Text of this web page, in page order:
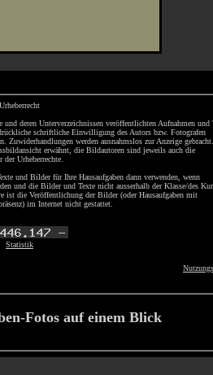
Urheberrecht
deren Unterverzeichnissen veröffentlichten Aufnahmen und
schriftliche Einwilligung des Autors bzw. Fotografen
werden ausnahmslos zur Anzeige gebracht.
erwähnt, die Bildautoren sind jeweils auch die
der Urheberrechte.
und Bilder für Ihre Hausaufgaben dann verwenden, wenn
und die Bilder und Texte nicht ausserhalb der Klasse/des
ist die Veröffentlichung der Bilder (oder Hausaufgaben mit
im Internet nicht gestattet.
Statistik
Fotos auf einem Blick